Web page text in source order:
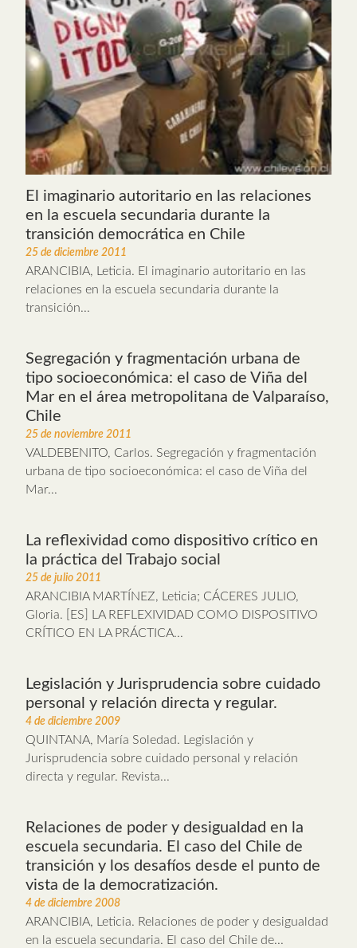
El imaginario autoritario en las relaciones
en la escuela secundaria durante la
transición democrática en Chile
25 de diciembre 2011
ARANCIBIA, Leticia. El imaginario autoritario en las
relaciones en la escuela secundaria durante la
transición...
Segregación y fragmentación urbana de
tipo socioeconómica: el caso de Viña del
Mar en el área metropolitana de Valparaíso,
Chile
25 de noviembre 2011
VALDEBENITO, Carlos. Segregación y fragmentación
urbana de tipo socioeconómica: el caso de Viña del
Mar...
La reflexividad como dispositivo crítico en
la práctica del Trabajo social
25 de julio 2011
ARANCIBIA MARTÍNEZ, Leticia; CÁCERES JULIO,
Gloria. [ES] LA REFLEXIVIDAD COMO DISPOSITIVO
CRÍTICO EN LA PRÁCTICA...
Legislación y Jurisprudencia sobre cuidado
personal y relación directa y regular.
4 de diciembre 2009
QUINTANA, María Soledad. Legislación y
Jurisprudencia sobre cuidado personal y relación
directa y regular. Revista...
Relaciones de poder y desigualdad en la
escuela secundaria. El caso del Chile de
transición y los desafíos desde el punto de
vista de la democratización.
4 de diciembre 2008
ARANCIBIA, Leticia. Relaciones de poder y desigualdad
en la escuela secundaria. El caso del Chile de...